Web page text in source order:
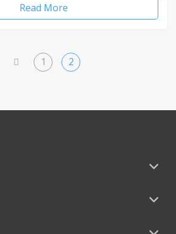
Read More
1 2